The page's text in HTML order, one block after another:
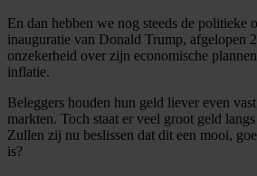
En dan hebben we nog steeds de politieke
inauguratie van Donald Trump, afgelopen
onzekerheid over zijn economische
inflatie.
Beleggers houden hun geld liever even
markten. Toch staat er veel groot geld
Zullen zij nu beslissen dat dit een mooi,
is?